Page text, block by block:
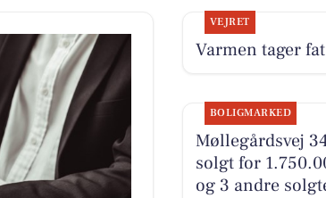
VEJRET
Varmen tager
BOLIGMARKED
Møllegårdsvej
solgt for
og 3 andre